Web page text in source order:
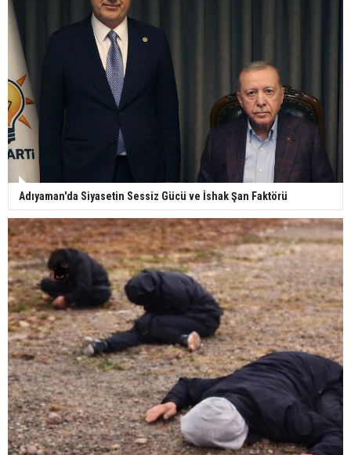
Adıyaman'da Siyasetin Sessiz Gücü ve İshak Şan Faktörü